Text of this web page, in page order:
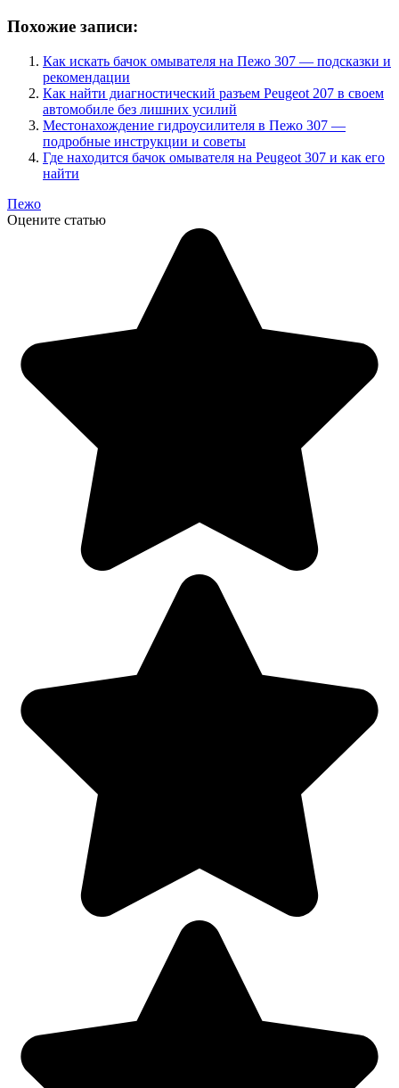
Похожие записи:
Как искать бачок омывателя на Пежо 307 — подсказки и
рекомендации
Как найти диагностический разъем Peugeot 207 в своем
автомобиле без лишних усилий
Местонахождение гидроусилителя в Пежо 307 —
подробные инструкции и советы
Где находится бачок омывателя на Peugeot 307 и как его
найти
Пежо
Оцените статью